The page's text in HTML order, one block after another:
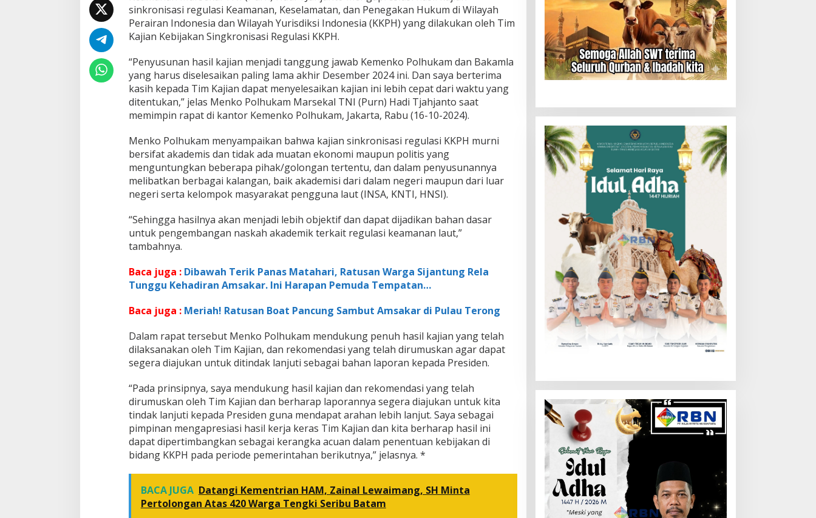
a
s
i
g
u
l
a
s
e
a
m
a
n
a
L
a
u
sinkronisasi regulasi Keamanan, Keselamatan, dan Penegakan Hukum di Wilayah
Perairan Indonesia dan Wilayah Yurisdiksi Indonesia (KKPH) yang dilakukan oleh Tim
Kajian Kebijakan Singkronisasi Regulasi KKPH.
“Penyusunan hasil kajian menjadi tanggung jawab Kemenko Polhukam dan Bakamla
yang harus diselesaikan paling lama akhir Desember 2024 ini. Dan saya berterima
kasih kepada Tim Kajian dapat menyelesaikan kajian ini lebih cepat dari waktu yang
ditentukan,” jelas Menko Polhukam Marsekal TNI (Purn) Hadi Tjahjanto saat
memimpin rapat di kantor Kemenko Polhukam, Jakarta, Rabu (16-10-2024).
Menko Polhukam menyampaikan bahwa kajian sinkronisasi regulasi KKPH murni
bersifat akademis dan tidak ada muatan ekonomi maupun politis yang
menguntungkan beberapa pihak/golongan tertentu, dan dalam penyusunannya
melibatkan berbagai kalangan, baik akademisi dari dalam negeri maupun dari luar
negeri serta kelompok masyarakat pengguna laut (INSA, KNTI, HNSI).
“Sehingga hasilnya akan menjadi lebih objektif dan dapat dijadikan bahan dasar
untuk pengembangan naskah akademik terkait regulasi keamanan laut,”
tambahnya.
Baca juga : Dibawah Terik Panas Matahari, Ratusan Warga Sijantung Rela
Tunggu Kehadiran Amsakar. Ini Harapan Pemuda Tempatan…
Baca juga : Meriah! Ratusan Boat Pancung Sambut Amsakar di Pulau Terong
Dalam rapat tersebut Menko Polhukam mendukung penuh hasil kajian yang telah
dilaksanakan oleh Tim Kajian, dan rekomendasi yang telah dirumuskan agar dapat
segera diajukan untuk ditindak lanjuti sebagai bahan laporan kepada Presiden.
“Pada prinsipnya, saya mendukung hasil kajian dan rekomendasi yang telah
dirumuskan oleh Tim Kajian dan berharap laporannya segera diajukan untuk kita
tindak lanjuti kepada Presiden guna mendapat arahan lebih lanjut. Saya sebagai
pimpinan mengapresiasi hasil kerja keras Tim Kajian dan kita berharap hasil ini
dapat dipertimbangkan sebagai kerangka acuan dalam penentuan kebijakan di
bidang KKPH pada periode pemerintahan berikutnya,” jelasnya. *
BACA JUGA Datangi Kementrian HAM, Zainal Lewaimang, SH Minta
Pertolongan Atas 420 Warga Tengki Seribu Batam